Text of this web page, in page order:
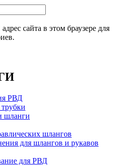
сайта в этом браузере для
РВД
шланги
шлангов
для шлангов и рукавов
для РВД